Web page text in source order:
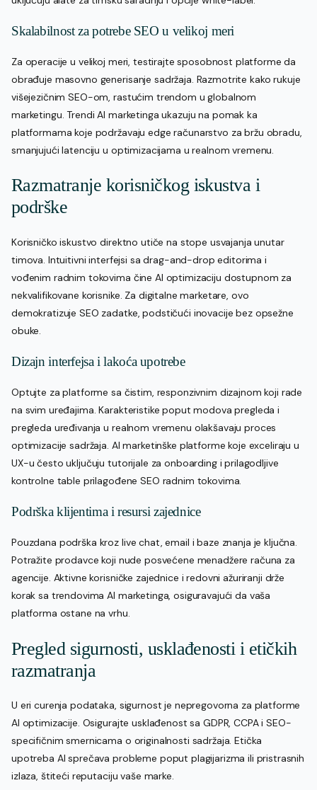
Skalabilnost za potrebe SEO u velikoj meri
Za operacije u velikoj meri, testirajte sposobnost platforme da
obrađuje masovno generisanje sadržaja. Razmotrite kako rukuje
višejezičnim SEO-om, rastućim trendom u globalnom
marketingu. Trendi AI marketinga ukazuju na pomak ka
platformama koje podržavaju edge računarstvo za bržu obradu,
smanjujući latenciju u optimizacijama u realnom vremenu.
Razmatranje korisničkog iskustva i
podrške
Korisničko iskustvo direktno utiče na stope usvajanja unutar
timova. Intuitivni interfejsi sa drag-and-drop editorima i
vođenim radnim tokovima čine AI optimizaciju dostupnom za
nekvalifikovane korisnike. Za digitalne marketare, ovo
demokratizuje SEO zadatke, podstičući inovacije bez opsežne
obuke.
Dizajn interfejsa i lakoća upotrebe
Optujte za platforme sa čistim, responzivnim dizajnom koji rade
na svim uređajima. Karakteristike poput modova pregleda i
pregleda uređivanja u realnom vremenu olakšavaju proces
optimizacije sadržaja. AI marketinške platforme koje exceliraju u
UX-u često uključuju tutorijale za onboarding i prilagodljive
kontrolne table prilagođene SEO radnim tokovima.
Podrška klijentima i resursi zajednice
Pouzdana podrška kroz live chat, email i baze znanja je ključna.
Potražite prodavce koji nude posvećene menadžere računa za
agencije. Aktivne korisničke zajednice i redovni ažuriranji drže
korak sa trendovima AI marketinga, osiguravajući da vaša
platforma ostane na vrhu.
Pregled sigurnosti, usklađenosti i etičkih
razmatranja
U eri curenja podataka, sigurnost je nepregovorna za platforme
AI optimizacije. Osigurajte usklađenost sa GDPR, CCPA i SEO-
specifičnim smernicama o originalnosti sadržaja. Etička
upotreba AI sprečava probleme poput plagijarizma ili pristrasnih
izlaza, štiteći reputaciju vaše marke.